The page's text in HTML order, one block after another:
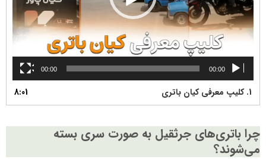
00:00
00:00
1. کلیپ معرفی کیان باتری 8:01
چرا باتری‌های جرثقیل به صورت سری بسته
می‌شوند؟